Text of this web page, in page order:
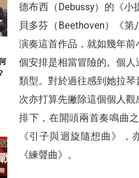
德布西（Debussy）的《
貝多芬（Beethoven）《
演奏這首作品，就如幾年
個安排是相當冒險的。個
類型。對於過往感到她拉
次亦打算先撇除這個個人
排下，在開頭兩首奏鳴曲
《引子與迴旋隨想曲》，
《練聲曲》。